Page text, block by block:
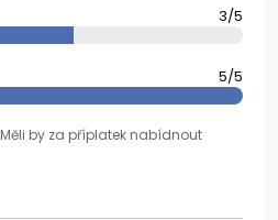
3/5
5/5
by za příplatek nabídnout